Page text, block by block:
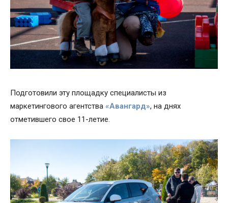
Подготовили эту площадку специалисты из
маркетингового агентства «Авангард», на днях
отметившего свое 11-летие.